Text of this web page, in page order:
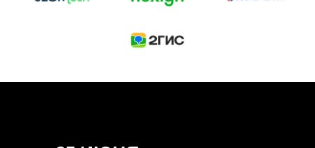
к построению бизнеса и созданию технологий под
И БИТВА АГЕНТОВ